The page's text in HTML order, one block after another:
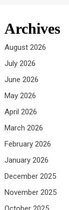
Archives
August 2026
July 2026
June 2026
May 2026
April 2026
March 2026
February 2026
January 2026
December 2025
November 2025